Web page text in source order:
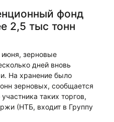
фонд
2,5 тыс тонн
зерновые
дней вновь
На хранение было
зерновых, сообщается
таких торгов,
(НТБ, входит в Группу